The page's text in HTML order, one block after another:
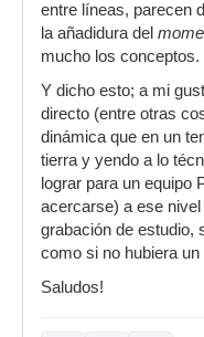
entre líneas, parecen
la añadidura del
mucho los conceptos.
Y dicho esto; a mi
directo (entre otras
dinámica que en un
tierra y yendo a lo
lograr para un equipo
acercarse) a ese nivel
grabación de estudio,
como si no hubiera un
Saludos!